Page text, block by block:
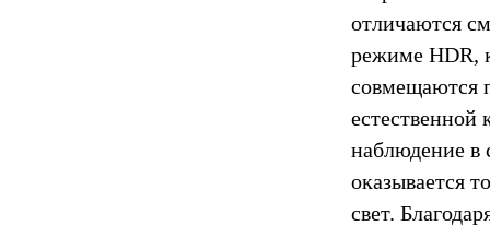
отличаются
режиме HDR,
совмещаются
естественной
наблюдение в
оказывается
свет.